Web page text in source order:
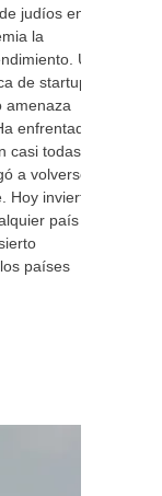
judíos en
la
Un
de startups
amenaza
enfrentado
casi todas
a volverse
invierte
país
países